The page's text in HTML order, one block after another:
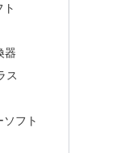
器
ス
フト